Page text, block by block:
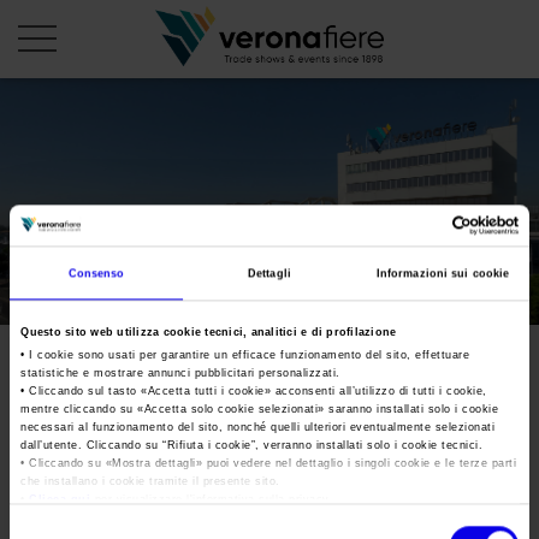
Consenso Dettagli Informazioni sui cookie
Questo sito web utilizza cookie tecnici, analitici e di profilazione
• I cookie sono usati per garantire un efficace funzionamento del sito, effettuare
statistiche e mostrare annunci pubblicitari personalizzati.
• Cliccando sul tasto «Accetta tutti i cookie» acconsenti all’utilizzo di tutti i cookie,
mentre cliccando su «Accetta solo cookie selezionati» saranno installati solo i cookie
necessari al funzionamento del sito, nonché quelli ulteriori eventualmente selezionati
dall’utente. Cliccando su “ Rifiuta i cookie”, verranno installati solo i cookie tecnici.
• Cliccando su «Mostra dettagli» puoi vedere nel dettaglio i singoli cookie e le terze parti
che installano i cookie tramite il presente sito.
it
PROFILO AZIENDALE
Consiglio di Amministrazione
Collegio Sindacale
Struttura organizzativa
Gruppo Veronafiere
Network internazionale
Calendario Italia 2026
Calendario Estero 2026
Calendario Italia 2027 – Primo semestre
Calendario Estero 2027 – Primo semestre
I nostri prodotti in Italia
ORGANIZZA DA NOI
Organizza una Fiera
Mappa e Servizi in quartiere
Una fiera, la sua città. Perché Verona
AREA STAMPA
Cartella stampa
Comunicati Stampa
Home
Info e servizi